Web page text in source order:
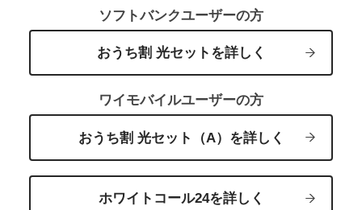
ソフトバンクユーザーの方
おうち割 光セットを詳しく
ワイモバイルユーザーの方
おうち割 光セット（A）を詳しく
ホワイトコール24を詳しく